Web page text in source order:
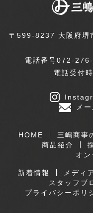
〒599-8237 大阪府堺
電話番号072-
電話受付
メ
HOME 三嶋商事
商品紹介
オ
新着情報 メディ
スタッフブ
プライバシーポリ